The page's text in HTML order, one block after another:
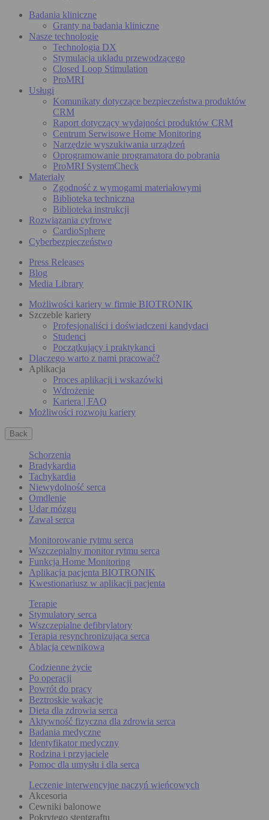
Badania kliniczne
Granty na badania kliniczne
Nasze technologie
Technologia DX
Stymulacja układu przewodzącego
Closed Loop Stimulation
ProMRI
Usługi
Komunikaty dotyczące bezpieczeństwa produktów
CRM
Raport dotyczący wydajności produktów CRM
Centrum Serwisowe Home Monitoring
Narzędzie wyszukiwania urządzeń
Oprogramowanie programatora do pobrania
ProMRI SystemCheck
Materiały
Zgodność z wymogami materiałowymi
Biblioteka techniczna
Biblioteka instrukcji
Rozwiązania cyfrowe
CardioSphere
Cyberbezpieczeństwo
Press Releases
Blog
Media Library
Możliwości kariery w firmie BIOTRONIK
Szczeble kariery
Profesjonaliści i doświadczeni kandydaci
Studenci
Początkujący i praktykanci
Dlaczego warto z nami pracować?
Aplikacja
Proces aplikacji i wskazówki
Wdrożenie
Kariera | FAQ
Możliwości rozwoju kariery
Back
Schorzenia
Bradykardia
Tachykardia
Niewydolność serca
Omdlenie
Udar mózgu
Zawał serca
Monitorowanie rytmu serca
Wszczepialny monitor rytmu serca
Funkcja Home Monitoring
Aplikacja pacjenta BIOTRONIK
Kwestionariusz w aplikacji pacjenta
Terapie
Stymulatory serca
Wszczepialne defibrylatory
Terapia resynchronizująca serca
Ablacja cewnikowa
Codzienne życie
Po operacji
Powrót do pracy
Beztroskie wakacje
Dieta dla zdrowia serca
Aktywność fizyczna dla zdrowia serca
Badania medyczne
Identyfikator medyczny
Rodzina i przyjaciele
Pomoc dla umysłu i dla serca
Leczenie interwencyjne naczyń wieńcowych
Akcesoria
Cewniki balonowe
Pokrytego stentgraftu